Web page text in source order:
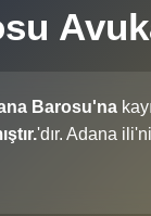
Barosu'na
'dır. Adana